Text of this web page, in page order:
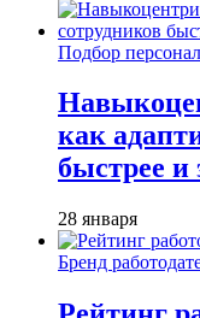
Подбор
как
быстрее и
28 января
Бренд